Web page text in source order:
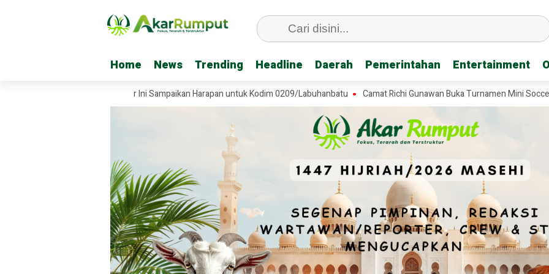
Home News Trending Headline Daerah Pemerintahan Entertainment
Home News Trending Headline Daerah Pemerintahan Entertainment
Garuda, Tiga Kreator Ini Sampaikan Harapan untuk Kodim 0209/Labuhanbatu Camat Richi Gunawan Buka Turnamen Mini Soccer SD di